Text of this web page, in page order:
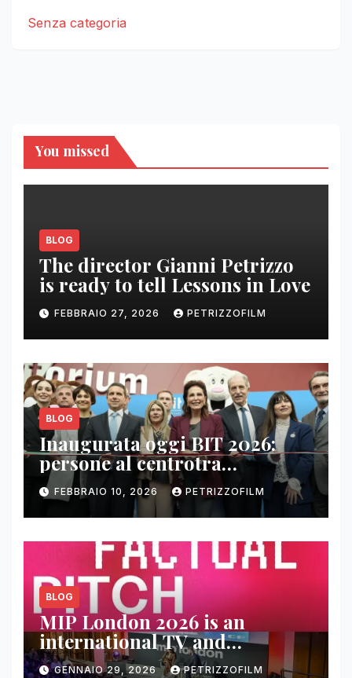
Senza categoria
You missed
BLOG
The director Gianni Petrizzo
is ready to tell Lessons in Love
FEBBRAIO 27, 2026 PETRIZZOFILM
BLOG
Inaugurata oggi BIT 2026:
persone al centrotra
contenuti, relazioni e business
FEBBRAIO 10, 2026 PETRIZZOFILM
BLOG
MIP London 2026 is an
international TV and
streaming content market
GENNAIO 29, 2026 PETRIZZOFILM